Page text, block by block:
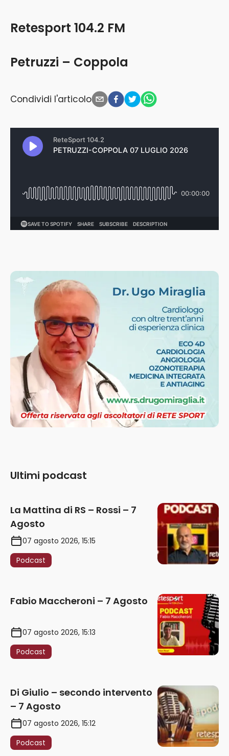
Petruzzi – Coppola
Retesport 104.2 FM
Condividi l'articolo
Ultimi podcast
La Mattina di RS – Rossi – 7
Agosto
07 agosto 2026, 15:15
Podcast
Fabio Maccheroni – 7 Agosto
07 agosto 2026, 15:13
Podcast
Di Giulio – secondo intervento
– 7 Agosto
07 agosto 2026, 15:12
Podcast